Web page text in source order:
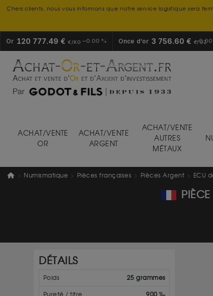
Chers clients, nous vous informons que notre service logistique sera
Or 120 777.49 € €/KG 0.00 % Once d’or 3 756.60 € €/OZ
0.00
ACHAT/VENTE
OR
ACHAT/VENTE
ARGENT
ACHAT/VENTE
AUTRES
MÉTAUX
Numismatique Pièces françaises Pièces Argent ECU
DÉTAILS
Poids 25 grammes
Pureté / titre 900 ‰